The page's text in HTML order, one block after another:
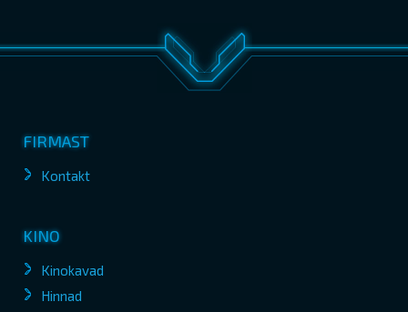
FIRMAST
Kontakt
KINO
Kinokavad
Hinnad